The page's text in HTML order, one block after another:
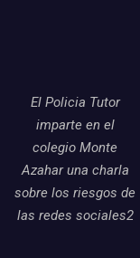
El Policia Tutor
imparte en el
colegio Monte
Azahar una charla
sobre los riesgos de
las redes sociales2